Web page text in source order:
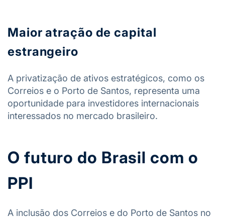
Maior atração de capital
estrangeiro
A privatização de ativos estratégicos, como os
Correios e o Porto de Santos, representa uma
oportunidade para investidores internacionais
interessados no mercado brasileiro.
O futuro do Brasil com o
PPI
A inclusão dos Correios e do Porto de Santos no